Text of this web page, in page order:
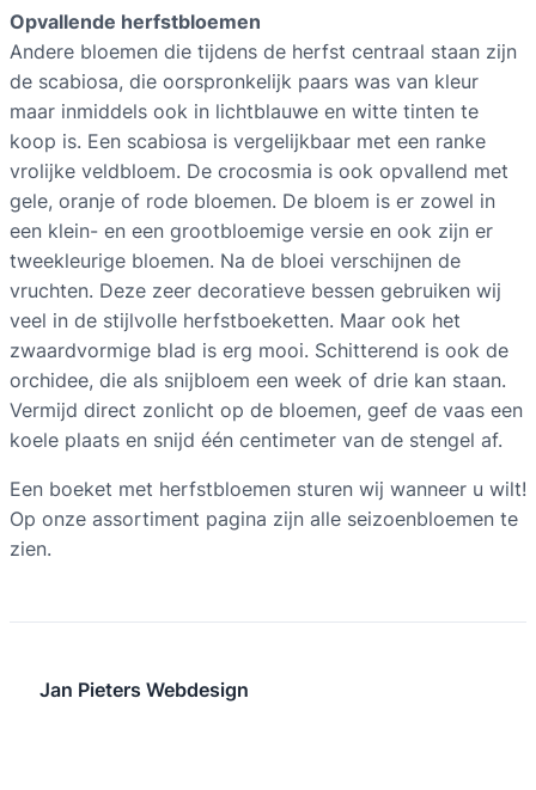
Opvallende herfstbloemen
Andere bloemen die tijdens de herfst centraal staan zijn
de scabiosa, die oorspronkelijk paars was van kleur
maar inmiddels ook in lichtblauwe en witte tinten te
koop is. Een scabiosa is vergelijkbaar met een ranke
vrolijke veldbloem. De crocosmia is ook opvallend met
gele, oranje of rode bloemen. De bloem is er zowel in
een klein- en een grootbloemige versie en ook zijn er
tweekleurige bloemen. Na de bloei verschijnen de
vruchten. Deze zeer decoratieve bessen gebruiken wij
veel in de stijlvolle herfstboeketten. Maar ook het
zwaardvormige blad is erg mooi. Schitterend is ook de
orchidee, die als snijbloem een week of drie kan staan.
Vermijd direct zonlicht op de bloemen, geef de vaas een
koele plaats en snijd één centimeter van de stengel af.
Een boeket met herfstbloemen sturen wij wanneer u wilt!
Op onze assortiment pagina zijn alle seizoenbloemen te
zien.
Jan Pieters Webdesign